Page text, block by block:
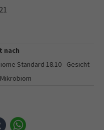
nach
Standard 18.10 - Gesicht
tumblr